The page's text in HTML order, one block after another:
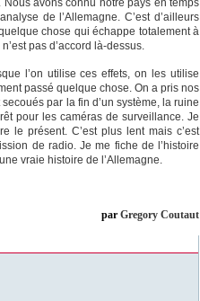
avons connu notre pays en temps
de l’Allemagne. C’est d’ailleurs
chose qui échappe totalement à
pas d’accord là-dessus.
l’on utilise ces effets, on les utilise
passé quelque chose. On a pris nos
par la fin d’un système, la ruine
pour les caméras de surveillance. Je
le présent. C’est plus lent mais c’est
de radio. Je me fiche de l’histoire
vraie histoire de l’Allemagne.
par Gregory Coutaut